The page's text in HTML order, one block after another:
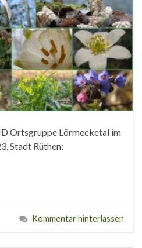
Ortsgruppe Lörmecketal im
Stadt Rüthen:
Kommentar hinterlassen